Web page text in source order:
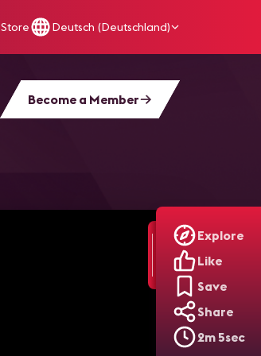
Store Deutsch (Deutschland)
Become a Member
Explore
Like
Save
Share
2m 5sec